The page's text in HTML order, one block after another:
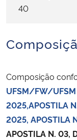
Secretaria de Governo
Banco Central do Brasil
Planalto
40
Composição
UFSM/FW/UFSM
2025,APOSTILA
2025, APOSTILA
APOSTILA N. 03,